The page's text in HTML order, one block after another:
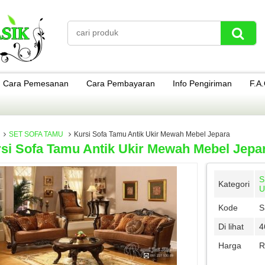
Cara Pemesanan Cara Pembayaran Info Pengiriman
SET SOFA TAMU Kursi Sofa Tamu Antik Ukir Mewah Mebel Jepara
Sofa Tamu Antik Ukir Mewah Mebel
Kategori
Kode
Di lihat
Harga